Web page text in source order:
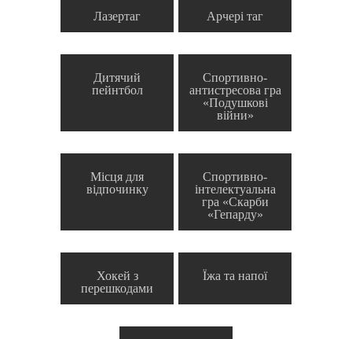
Лазертаг Арчері таг
Дитячий
пейнтбол
Спортивно-
антистресова гра
«Подушкові
війни»
Місця для
відпочинку
Спортивно-
інтелектуальна
гра «Скарби
«Гепарду»
Хокей з
перешкодами
Їжа та напої